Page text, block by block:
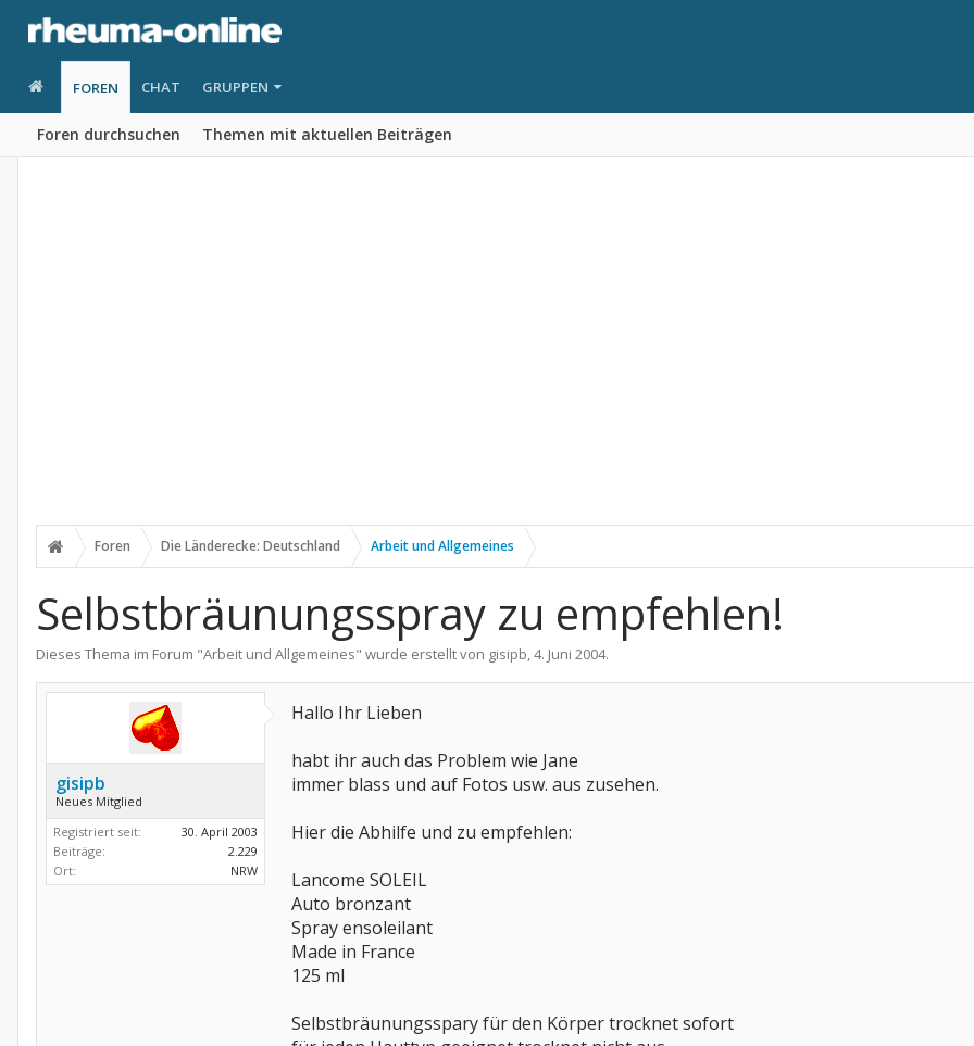
FOREN
Foren durchsuchen Themen mit aktuellen Beiträgen
CHAT GRUPPEN
Foren Die Länderecke: Deutschland Arbeit und Allgemeines
Selbstbräunungsspray zu empfehlen!
Dieses Thema im Forum "Arbeit und Allgemeines" wurde erstellt von gisipb,4. Juni 2004.
gisipb
Neues Mitglied
Registriert seit:
30. April 2003
Beiträge:
2.229
Ort:
NRW
Hallo Ihr Lieben
habt ihr auch das Problem wie Jane
immer blass und auf Fotos usw. aus zusehen.
Hier die Abhilfe und zu empfehlen:
Lancome SOLEIL
Auto bronzant
Spray ensoleilant
Made in France
125 ml
Selbstbräunungsspary für den Körper trocknet sofort